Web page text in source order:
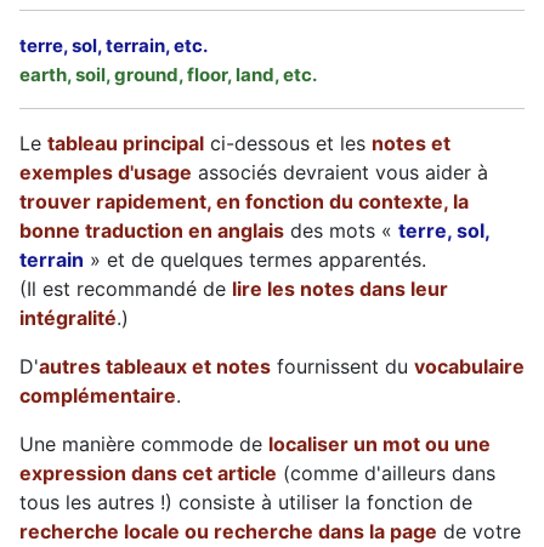
terre, sol, terrain, etc.
earth, soil, ground, floor, land, etc.
Le tableau principal ci-dessous et les notes et
exemples d'usage associés devraient vous aider à
trouver rapidement, en fonction du contexte, la
bonne traduction en anglais des mots « terre, sol,
terrain » et de quelques termes apparentés.
(Il est recommandé de lire les notes dans leur
intégralité.)
D'autres tableaux et notes fournissent du vocabulaire
complémentaire.
Une manière commode de localiser un mot ou une
expression dans cet article (comme d'ailleurs dans
tous les autres !) consiste à utiliser la fonction de
recherche locale ou recherche dans la page de votre